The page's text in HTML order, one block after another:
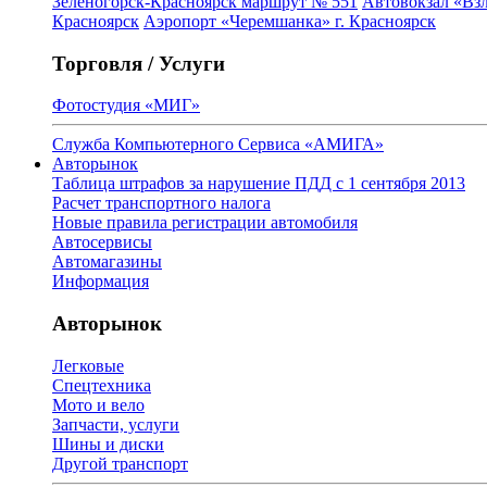
Красноярск Аэропорт «Черемшанка» г. Красноярск
Торговля / Услуги
Фотостудия «МИГ»
Служба Компьютерного Сервиса «АМИГА»
Авторынок
Таблица штрафов за нарушение ПДД с 1 сентября 2013
Расчет транспортного налога
Новые правила регистрации автомобиля
Автосервисы
Автомагазины
Информация
Авторынок
Легковые
Спецтехника
Мото и вело
Запчасти, услуги
Шины и диски
Другой транспорт